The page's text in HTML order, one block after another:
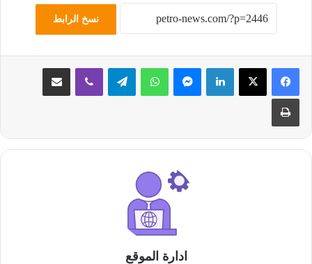
نسخ الرابط
لينكدإن ماسنجر واتساب تيلقرام ڤايبر مشاركة عبر البريد
طباعة
ادارة الموقع